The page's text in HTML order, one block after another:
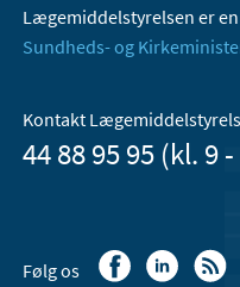
Lægemiddelstyrelsen er
Sundheds- og
Kontakt
44 88 95 95 (kl. 9 -
Følg os